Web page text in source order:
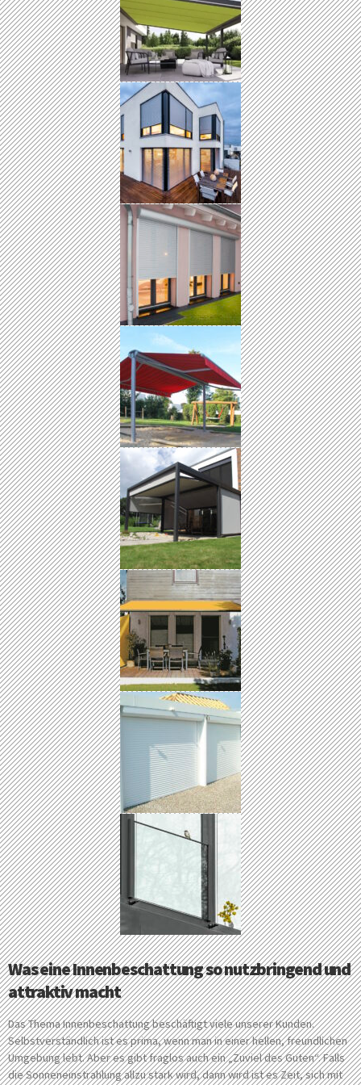
Was eine Innenbeschattung so nutzbringend und
attraktiv macht
Das Thema Innenbeschattung beschäftigt viele unserer Kunden.
Selbstverständlich ist es prima, wenn man in einer hellen, freundlichen
Umgebung lebt. Aber es gibt fraglos auch ein „Zuviel des Guten“. Falls
die Sonneneinstrahlung allzu stark wird, dann wird ist es Zeit, sich mit